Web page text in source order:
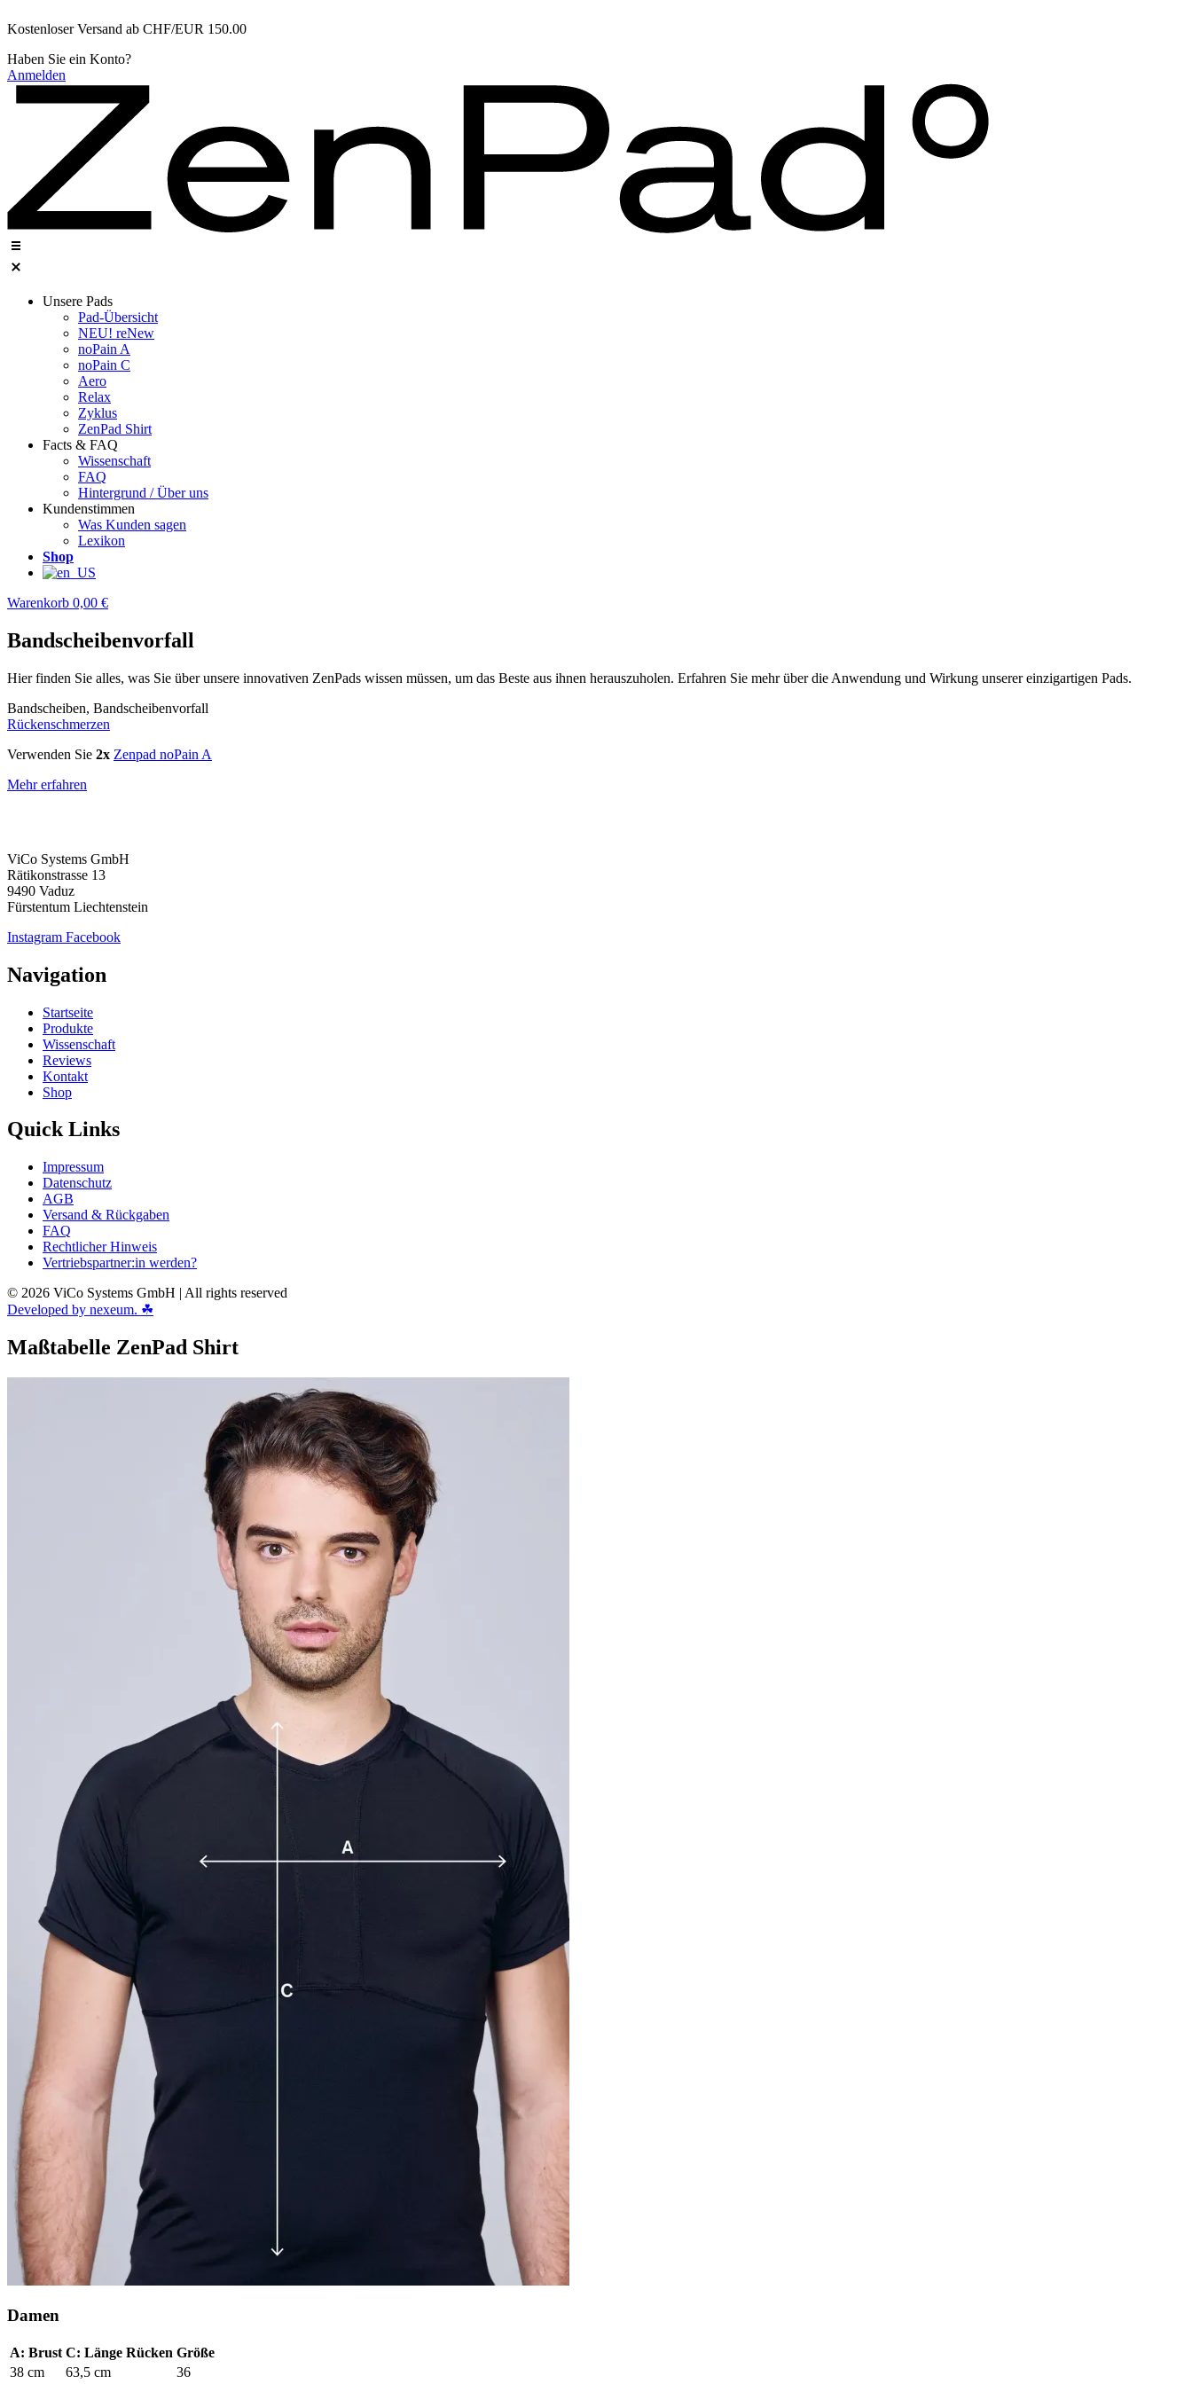
Inhalt
Kostenloser Versand ab CHF/EUR 150.00
Haben Sie ein Konto?
Anmelden
Unsere Pads
Pad-Übersicht
NEU! reNew
noPain A
noPain C​
Aero
Relax
Zyklus
ZenPad Shirt
Facts & FAQ
Wissenschaft
FAQ
Hintergrund / Über uns
Kundenstimmen
Was Kunden sagen
Lexikon
Shop
Warenkorb 0,00 €
Bandscheibenvorfall
Hier finden Sie alles, was Sie über unsere innovativen ZenPads wissen müssen, um das Beste aus ihnen herauszuholen. Erfahren Sie mehr über die Anwendung und Wirkung unserer einzigartigen Pads.
Bandscheiben, Bandscheibenvorfall
Rückenschmerzen
Verwenden Sie 2x Zenpad noPain A
Mehr erfahren
ViCo Systems GmbH
Rätikonstrasse 13
9490 Vaduz
Fürstentum Liechtenstein
Instagram Facebook
Navigation
Startseite
Produkte
Wissenschaft
Reviews
Kontakt
Shop
Quick Links
Impressum
Datenschutz
AGB
Versand & Rückgaben
FAQ
Rechtlicher Hinweis
Vertriebspartner:in werden?
© 2026 ViCo Systems GmbH | All rights reserved
Developed by nexeum. ☘
Maßtabelle ZenPad Shirt
Damen
A: Brust C: Länge Rücken Größe
38 cm
63,5 cm
36